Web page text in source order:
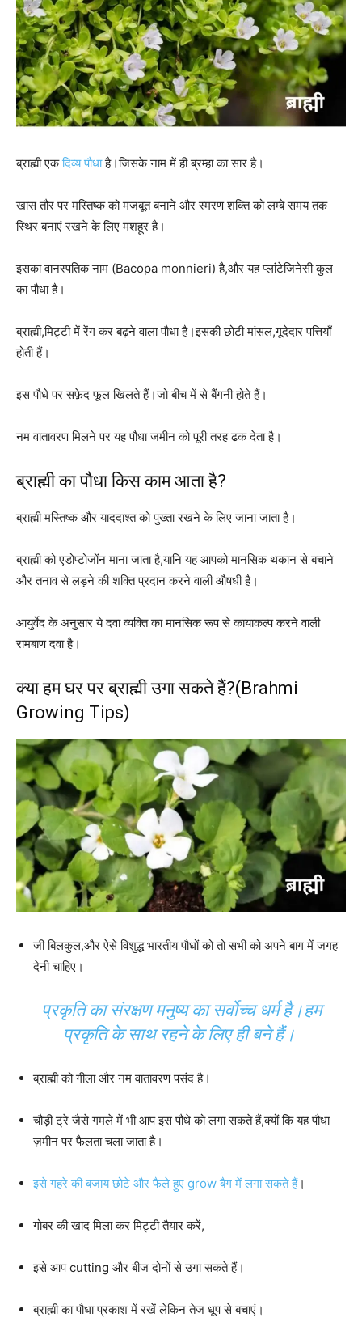
ब्राह्मी एकदिव्य पौधाहै।जिसके नाम में ही ब्रम्हा का सार है।
खास तौर पर मस्तिष्क को मजबूत बनाने और स्मरण शक्ति को लम्बे समय तक
स्थिर बनाएं रखने के लिए मशहूर है।
इसका वानस्पतिक नाम (Bacopa monnieri) है,और यह प्लांटेजिनेसी कुल
का पौधा है।
ब्राह्मी,मिट्टी में रेंग कर बढ़ने वाला पौधा है।इसकी छोटी मांसल,गूदेदार पत्तियाँ
होती हैं।
इस पौधे पर सफ़ेद फूल खिलते हैं।जो बीच में से बैंगनी होते हैं।
नम वातावरण मिलने पर यह पौधा जमीन को पूरी तरह ढक देता है।
ब्राह्मी का पौधा किस काम आता है?
ब्राह्मी मस्तिष्क और याददाश्त को पुख्ता रखने के लिए जाना जाता है।
ब्राह्मी को एडोप्टोजोंन माना जाता है,यानि यह आपको मानसिक थकान से बचाने
और तनाव से लड़ने की शक्ति प्रदान करने वाली औषधी है।
आयुर्वेद के अनुसार ये दवा व्यक्ति का मानसिक रूप से कायाकल्प करने वाली
रामबाण दवा है।
क्या हम घर पर ब्राह्मी उगा सकते हैं?(Brahmi
Growing Tips)
जी बिलकुल,और ऐसे विशुद्ध भारतीय पौधों को तो सभी को अपने बाग में जगह
देनी चाहिए।
प्रकृति का संरक्षण मनुष्य का सर्वोच्च धर्म है।हम
प्रकृति के साथ रहने के लिए ही बने हैं।
ब्राह्मी को गीला और नम वातावरण पसंद है।
चौड़ी ट्रे जैसे गमले में भी आप इस पौधे को लगा सकते हैं,क्यों कि यह पौधा
ज़मीन पर फैलता चला जाता है।
इसे गहरे की बजाय छोटे और फैले हुए grow बैग में लगा सकते हैं।
गोबर की खाद मिला कर मिट्टी तैयार करें,
इसे आप cutting और बीज दोनों से उगा सकते हैं।
ब्राह्मी का पौधा प्रकाश में रखें लेकिन तेज धूप से बचाएं।